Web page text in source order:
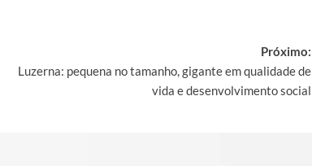
Próximo:
Luzerna: pequena no tamanho, gigante em qualidade de
vida e desenvolvimento social